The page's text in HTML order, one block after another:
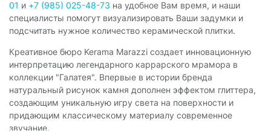
01 и +7 (985) 025-48-73 на удобное Вам время, и наши
специалисты помогут визуализировать Ваши задумки и
подсчитать нужное количество керамической плитки.
Креативное бюро Kerama Marazzi создает инновационную
интерпретацию легендарного каррарского мрамора в
коллекции "Галатея". Впервые в истории бренда
натуральный рисунок камня дополнен эффектом глиттера,
создающим уникальную игру света на поверхности и
придающим классическому материалу современное
звучание.